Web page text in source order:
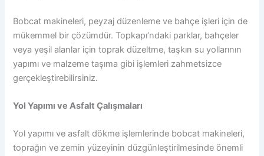
Bobcat makineleri, peyzaj düzenleme ve bahçe işleri için de
mükemmel bir çözümdür. Topkapı’ndaki parklar, bahçeler
veya yeşil alanlar için toprak düzeltme, taşkın su yollarının
yapımı ve malzeme taşıma gibi işlemleri zahmetsizce
gerçekleştirebilirsiniz.
Yol Yapımı ve Asfalt Çalışmaları
Yol yapımı ve asfalt dökme işlemlerinde bobcat makineleri,
toprağın ve zemin yüzeyinin düzgünleştirilmesinde önemli